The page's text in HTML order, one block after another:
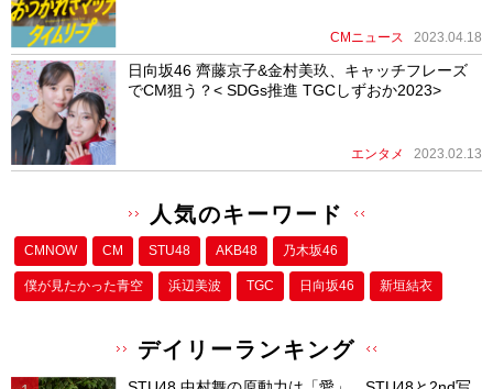
CMニュース 2023.04.18
日向坂46 齊藤京子&金村美玖、キャッチフレーズ
でCM狙う？< SDGs推進 TGCしずおか2023>
エンタメ 2023.02.13
人気のキーワード
CMNOW CM STU48 AKB48 乃木坂46
僕が⾒たかった⻘空 浜辺美波 TGC 日向坂46 新垣結衣
デイリーランキング